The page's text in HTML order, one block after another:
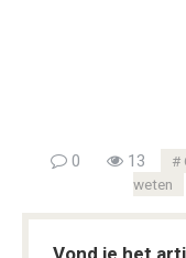
0 13
weten
Vond je het